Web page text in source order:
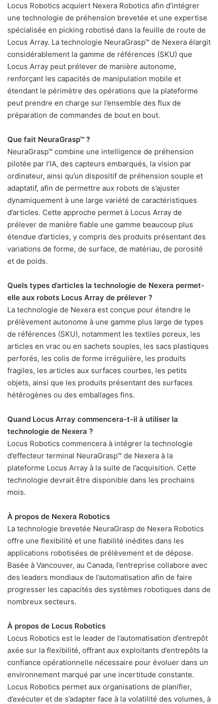
Locus Robotics acquiert Nexera Robotics afin d’intégrer
une technologie de préhension brevetée et une expertise
spécialisée en picking robotisé dans la feuille de route de
Locus Array. La technologie NeuraGrasp™ de Nexera élargit
considérablement la gamme de références (SKU) que
Locus Array peut prélever de manière autonome,
renforçant les capacités de manipulation mobile et
étendant le périmètre des opérations que la plateforme
peut prendre en charge sur l’ensemble des flux de
préparation de commandes de bout en bout.
Que fait NeuraGrasp™ ?
NeuraGrasp™ combine une intelligence de préhension
pilotée par l’IA, des capteurs embarqués, la vision par
ordinateur, ainsi qu’un dispositif de préhension souple et
adaptatif, afin de permettre aux robots de s’ajuster
dynamiquement à une large variété de caractéristiques
d’articles. Cette approche permet à Locus Array de
prélever de manière fiable une gamme beaucoup plus
étendue d’articles, y compris des produits présentant des
variations de forme, de surface, de matériau, de porosité
et de poids.
Quels types d’articles la technologie de Nexera permet-
elle aux robots Locus Array de prélever ?
La technologie de Nexera est conçue pour étendre le
prélèvement autonome à une gamme plus large de types
de références (SKU), notamment les textiles poreux, les
articles en vrac ou en sachets souples, les sacs plastiques
perforés, les colis de forme irrégulière, les produits
fragiles, les articles aux surfaces courbes, les petits
objets, ainsi que les produits présentant des surfaces
hétérogènes ou des emballages fins.
Quand Locus Array commencera-t-il à utiliser la
technologie de Nexera ?
Locus Robotics commencera à intégrer la technologie
d’effecteur terminal NeuraGrasp™ de Nexera à la
plateforme Locus Array à la suite de l’acquisition. Cette
technologie devrait être disponible dans les prochains
mois.
À propos de Nexera Robotics
La technologie brevetée NeuraGrasp de Nexera Robotics
offre une flexibilité et une fiabilité inédites dans les
applications robotisées de prélèvement et de dépose.
Basée à Vancouver, au Canada, l’entreprise collabore avec
des leaders mondiaux de l’automatisation afin de faire
progresser les capacités des systèmes robotiques dans de
nombreux secteurs.
À propos de Locus Robotics
Locus Robotics est le leader de l’automatisation d’entrepôt
axée sur la flexibilité, offrant aux exploitants d’entrepôts la
confiance opérationnelle nécessaire pour évoluer dans un
environnement marqué par une incertitude constante.
Locus Robotics permet aux organisations de planifier,
d’exécuter et de s’adapter face à la volatilité des volumes, à